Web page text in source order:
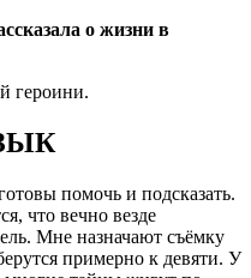
героини.
помочь и подсказать.
что вечно везде
Мне назначают съёмку
примерно к девяти. У